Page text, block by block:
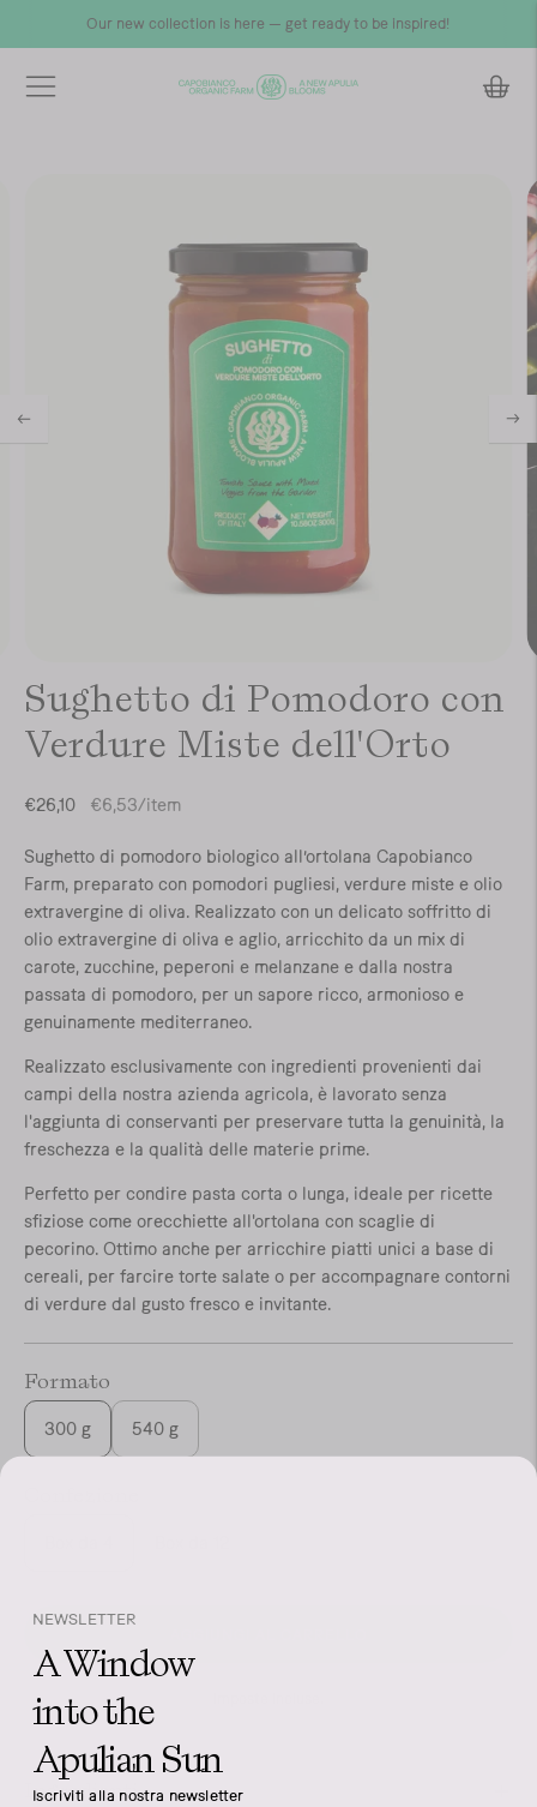
Our new collection is here — get ready to be inspired!
Sughetto di Pomodoro con
Verdure Miste dell'Orto
€26,10
Prezzo
€6,53/per
item
Sughetto di pomodoro biologico all’ortolana Capobianco
Farm, preparato con pomodori pugliesi, verdure miste e olio
extravergine di oliva. Realizzato con un delicato soffritto di
olio extravergine di oliva e aglio, arricchito da un mix di
carote, zucchine, peperoni e melanzane e dalla nostra
passata di pomodoro, per un sapore ricco, armonioso e
genuinamente mediterraneo.
Realizzato esclusivamente con ingredienti provenienti dai
campi della nostra azienda agricola, è lavorato senza
l'aggiunta di conservanti per preservare tutta la genuinità, la
freschezza e la qualità delle materie prime.
Perfetto per condire pasta corta o lunga, ideale per ricette
sfiziose come orecchiette all'ortolana con scaglie di
pecorino. Ottimo anche per arricchire piatti unici a base di
cereali, per farcire torte salate o per accompagnare contorni
di verdure dal gusto fresco e invitante.
Formato
300 g 540 g
Ingredienti
NEWSLETTER
A Window
into the
Apulian Sun
Iscriviti alla nostra newsletter